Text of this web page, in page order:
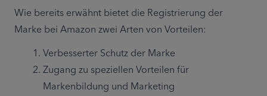
Wie bereits erwähnt bietet die Registrierung der
Marke bei Amazon zwei Arten von Vorteilen:
Verbesserter Schutz der Marke
Zugang zu speziellen Vorteilen für
Markenbildung und Marketing